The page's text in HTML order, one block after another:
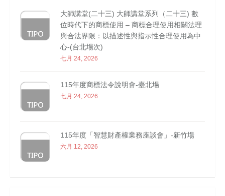
大師講堂(二十三) 大師講堂系列（二十三) 數
位時代下的商標使用 – 商標合理使用相關法理
與合法界限：以描述性與指示性合理使用為中
心-(台北場次)
七月 24, 2026
115年度商標法令說明會-臺北場
七月 24, 2026
115年度「智慧財產權業務座談會」-新竹場
六月 12, 2026